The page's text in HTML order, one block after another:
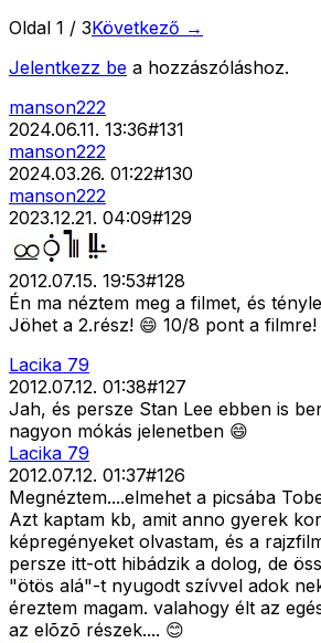
Oldal 1 / 3Következő →
Jelentkezz be a hozzászóláshoz.
manson222
2024.06.11. 13:36#131
manson222
2024.03.26. 01:22#130
manson222
2023.12.21. 04:09#129
2012.07.15. 19:53#128
Én ma néztem meg a filmet, és
Jöhet a 2.rész! 😄 10/8 pont a filmre!
Lacika 79
2012.07.12. 01:38#127
Jah, és persze Stan Lee ebben is
nagyon mókás jelenetben 😄
Lacika 79
2012.07.12. 01:37#126
Megnéztem....elmehet a picsába
Azt kaptam kb, amit anno gyerek
képregényeket olvastam, és a
persze itt-ott hibádzik a dolog, de
"ötös alá"-t nyugodt szívvel adok
éreztem magam. valahogy élt az
az elõzõ részek.... 😊